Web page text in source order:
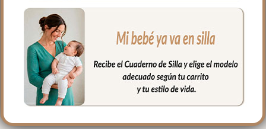
mantenimiento. Relleno hipoalergénico.
Medidas: 35 x 11 cm.
Fabricado en España con materiales
certificados libres de sustancias nocivas.
El complemento esencial con el sello del
fondo marino Arrecife